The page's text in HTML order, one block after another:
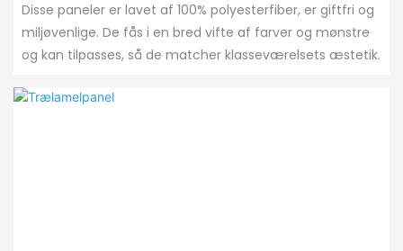
Disse paneler er lavet af 100% polyesterfiber, er giftfri og
miljøvenlige. De fås i en bred vifte af farver og mønstre
og kan tilpasses, så de matcher klasseværelsets æstetik.